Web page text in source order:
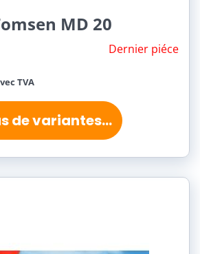
MD 20
Dernier piéce
TVA
de variantes...